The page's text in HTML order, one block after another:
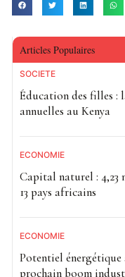
Articles Populaires
SOCIETE
Éducation des filles :
annuelles au Kenya
ECONOMIE
Capital naturel :
13 pays africains
ECONOMIE
Potentiel
prochain boom